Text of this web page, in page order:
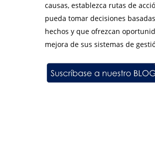
causas, establezca rutas de
pueda tomar decisiones
hechos y que ofrezcan
mejora de sus sistemas de